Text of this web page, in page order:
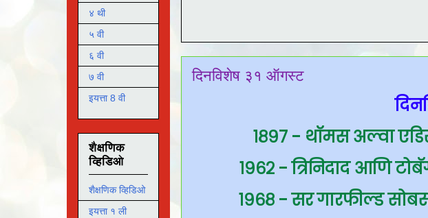
दिनविशेष ३१ ऑगस्ट
१८९७ - थॉमस अल्वा
१९६२ - त्रिनिदाद आणि
१९६८ - सर गारफील्ड
४ थी
५ वी
६ वी
७ वी
इयत्ता 8 वी
शैक्षणिक
व्हिडिओ
शैक्षणिक व्हिडिओ
इयत्ता १ ली